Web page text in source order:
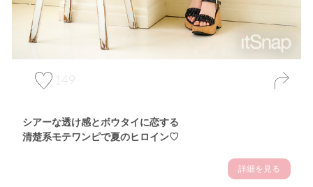
149
シアーな透け感とボウタイに恋する
清楚系モテワンピで夏のヒロイン♡
詳細を見る